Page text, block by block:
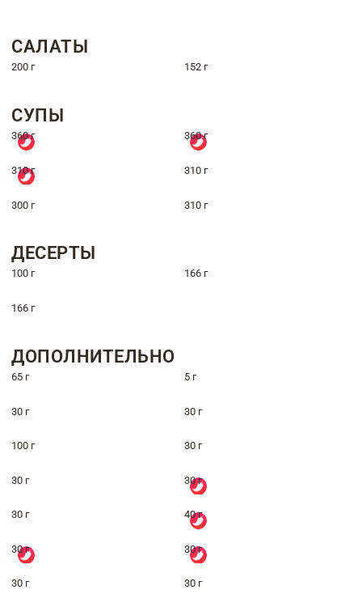
САЛАТЫ
200 г 152 г
СУПЫ
360 г 360 г
310 г 310 г
300 г 310 г
ДЕСЕРТЫ
100 г 166 г
166 г
ДОПОЛНИТЕЛЬНО
65 г 5 г
30 г 30 г
100 г 30 г
30 г 30 г
30 г 40 г
30 г 30 г
30 г 30 г